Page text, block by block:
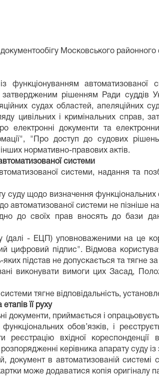
Московського районного
функціонуванням
затвердженим рішенням Ради
судах областей, апеляційних
цивільних і кримінальних
електронні документи та
"Про доступ до судових
нормативно-правових актів.
системи
системи, надання та
суду щодо визначення
автоматизованої системи не пізніше
до своїх прав вносять до бази
(далі - ЕЦП) уповноваженими на це
цифровий підпис". Відмова
підстав не допускається та тягне за
виконувати вимоги цих Засад,
тягне відповідальність,
її руху
документи, приймається і
обов’язків, і
реєстрацію вхідної
керівника апарату суду
документ в автоматизованій
може додаватися копія